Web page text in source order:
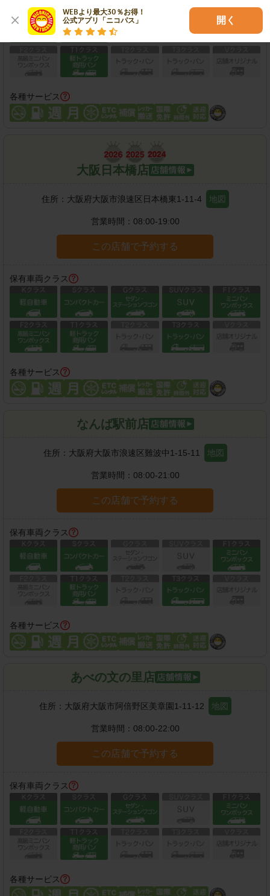
WEBより最大30％お得！
公式アプリ「ニコパス」
開く
各種サービス
大阪日本橋店
住所： 大阪府大阪市浪速区日本橋東1-11-4 地図
営業時間： 08:00-19:00
この店舗で予約する
保有車両クラス
各種サービス
なんば駅前店
住所： 大阪府大阪市浪速区難波中1-15-11 地図
営業時間： 08:00-21:00
この店舗で予約する
保有車両クラス
各種サービス
あべの文の里店
住所： 大阪府大阪市阿倍野区美章園1-11-12 地図
営業時間： 08:00-22:00
この店舗で予約する
保有車両クラス
各種サービス